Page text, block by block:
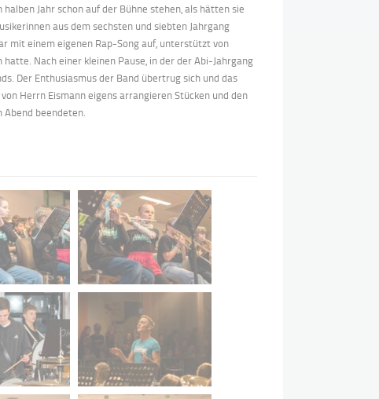
Jahr schon auf der Bühne stehen, als hätten sie
aus dem sechsten und siebten Jahrgang
mit einem eigenen Rap-Song auf, unterstützt von
Nach einer kleinen Pause, in der der Abi-Jahrgang
Der Enthusiasmus der Band übertrug sich und das
Herrn Eismann eigens arrangieren Stücken und den
Abend beendeten.